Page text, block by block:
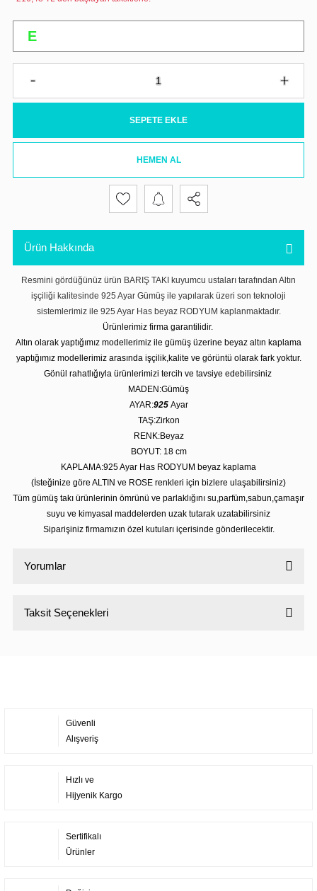
SEPETE EKLE
HEMEN AL
Ürün Hakkında
Resmini gördüğünüz ürün BARIŞ TAKI kuyumcu ustaları tarafından Altın
işçiliği kalitesinde 925 Ayar Gümüş ile yapılarak üzeri son teknoloji
sistemlerimiz ile 925 Ayar Has beyaz RODYUM kaplanmaktadır.
Ürünlerimiz firma garantilidir.
Altın olarak yaptığımız modellerimiz ile gümüş üzerine beyaz altın kaplama
yaptığımız modellerimiz arasında işçilik,kalite ve görüntü olarak fark yoktur.
Gönül rahatlığıyla ürünlerimizi tercih ve tavsiye edebilirsiniz
MADEN:Gümüş
AYAR:925 Ayar
TAŞ:Zirkon
RENK:Beyaz
BOYUT: 18 cm
KAPLAMA:925 Ayar Has RODYUM beyaz kaplama
(İsteğinize göre ALTIN ve ROSE renkleri için bizlere ulaşabilirsiniz)
Tüm gümüş takı ürünlerinin ömrünü ve parlaklığını su,parfüm,sabun,çamaşır
suyu ve kimyasal maddelerden uzak tutarak uzatabilirsiniz
Siparişiniz firmamızın özel kutuları içerisinde gönderilecektir.
Yorumlar
Taksit Seçenekleri
Güvenli
Alışveriş
Hızlı ve
Hijyenik Kargo
Sertifikalı
Ürünler